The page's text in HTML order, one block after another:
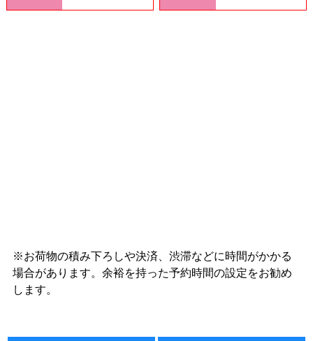
ョン料
※お荷物の積み下ろしや決済、渋滞などに時間がかかる
場合があります。余裕を持った予約時間の設定をお勧め
します。